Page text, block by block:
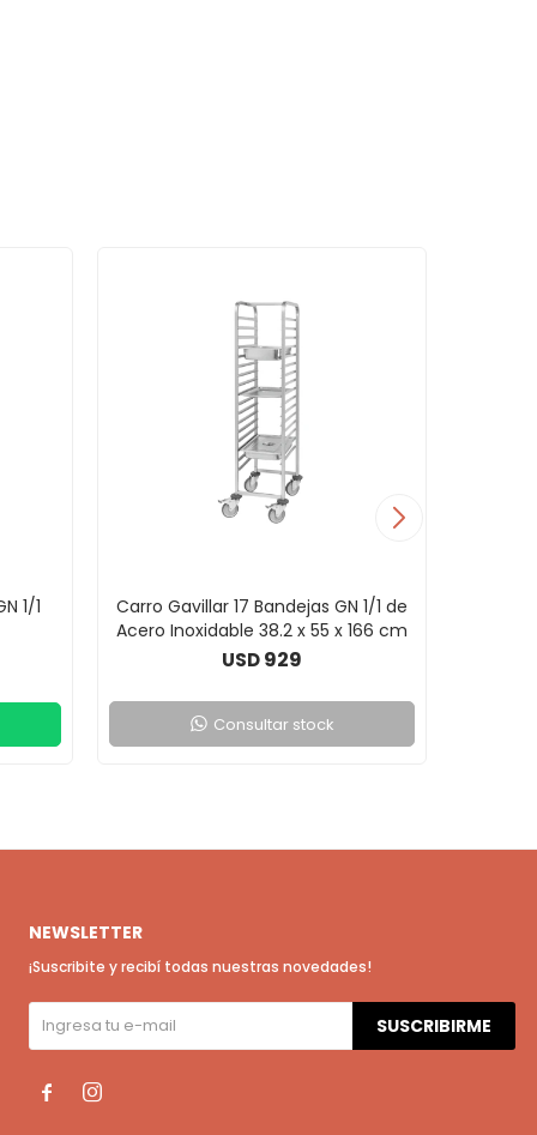
1/1
Carro Gavillar 17 Bandejas GN 1/1 de
Acero Inoxidable 38.2 x 55 x 166 cm
USD929
Consultar stock
NEWSLETTER
¡Suscribite y recibí todas nuestras novedades!
SUSCRIBIRME
 